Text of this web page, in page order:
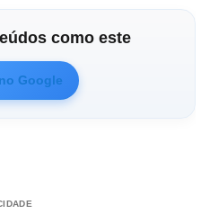
como este
Google